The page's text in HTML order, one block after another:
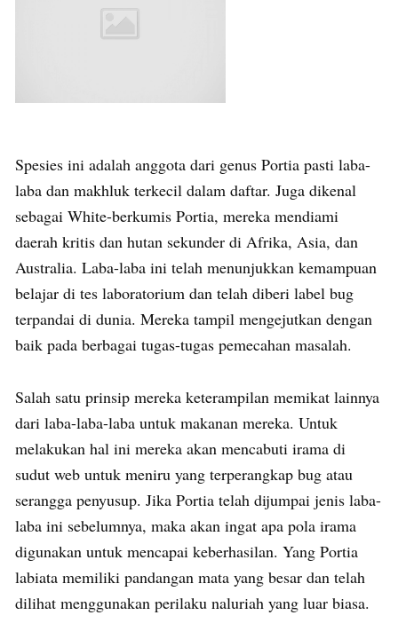
Spesies ini adalah anggota dari genus Portia pasti laba-
laba dan makhluk terkecil dalam daftar. Juga dikenal
sebagai White-berkumis Portia, mereka mendiami
daerah kritis dan hutan sekunder di Afrika, Asia, dan
Australia. Laba-laba ini telah menunjukkan kemampuan
belajar di tes laboratorium dan telah diberi label bug
terpandai di dunia. Mereka tampil mengejutkan dengan
baik pada berbagai tugas-tugas pemecahan masalah.
Salah satu prinsip mereka keterampilan memikat lainnya
dari laba-laba-laba untuk makanan mereka. Untuk
melakukan hal ini mereka akan mencabuti irama di
sudut web untuk meniru yang terperangkap bug atau
serangga penyusup. Jika Portia telah dijumpai jenis laba-
laba ini sebelumnya, maka akan ingat apa pola irama
digunakan untuk mencapai keberhasilan. Yang Portia
labiata memiliki pandangan mata yang besar dan telah
dilihat menggunakan perilaku naluriah yang luar biasa.